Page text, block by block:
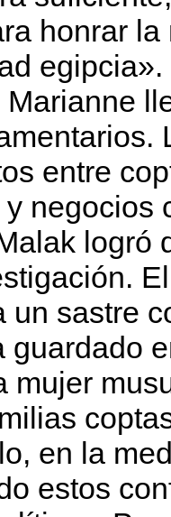
honrar
egipcia».
entre
negocios
logró
un sastre
guardado
mujer
en la
estos